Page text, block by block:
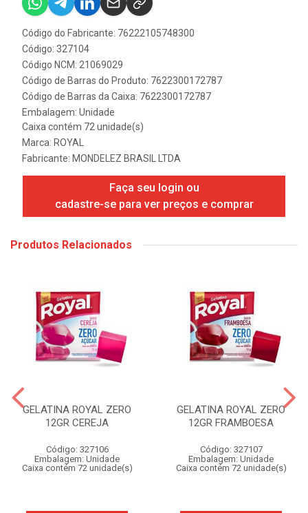
Código do Fabricante: 76222105748300
Código: 327104
Código NCM: 21069029
Código de Barras do Produto: 7622300172787
Código de Barras da Caixa: 7622300172787
Embalagem: Unidade
Caixa contém 72 unidade(s)
Marca: ROYAL
Fabricante: MONDELEZ BRASIL LTDA
Faça seu login ou
cadastre-se para ver preços e comprar
Produtos Relacionados
GELATINA ROYAL ZERO
12GR CEREJA
Código: 327106
Embalagem: Unidade
Caixa contém 72 unidade(s)
GELATINA ROYAL ZERO
12GR FRAMBOESA
Código: 327107
Embalagem: Unidade
Caixa contém 72 unidade(s)